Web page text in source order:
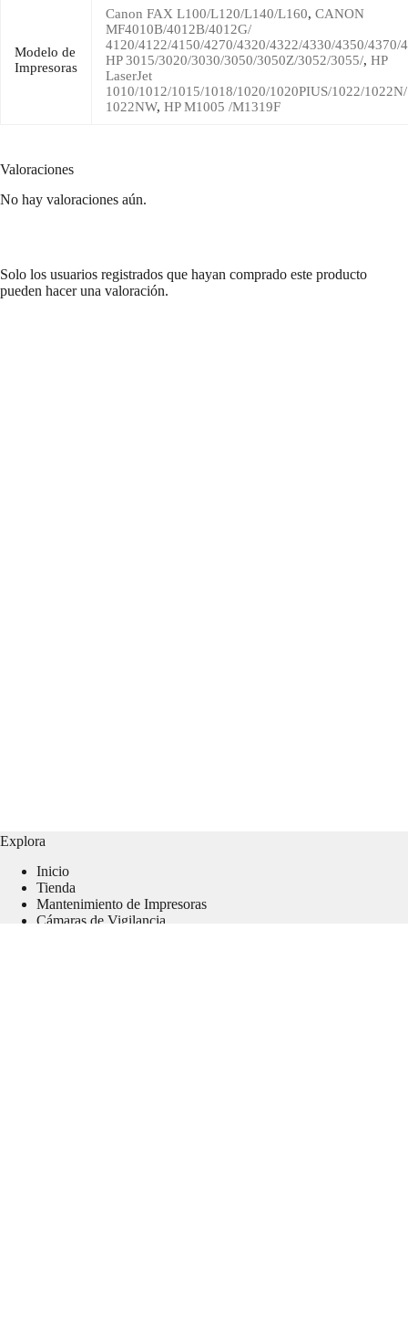
Modelo de
Impresoras
Canon FAX L100/L120/L140/L160, CANON
MF4010B/4012B/4012G/
4120/4122/4150/4270/4320/4322/4330/4350/4370/
HP 3015/3020/3030/3050/3050Z/3052/3055/, HP
LaserJet
1010/1012/1015/1018/1020/1020PIUS/1022/1022N/
1022NW, HP M1005 /M1319F
Valoraciones
No hay valoraciones aún.
Solo los usuarios registrados que hayan comprado este producto
pueden hacer una valoración.
Explora
Inicio
Tienda
Mantenimiento de Impresoras
Cámaras de Vigilancia